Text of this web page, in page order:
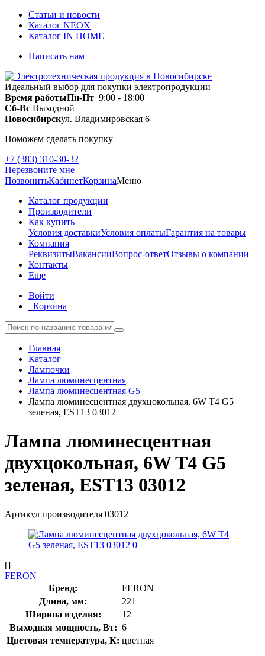
Статьи и новости
Каталог NEOX
Каталог IN HOME
Написать нам
Идеальный выбор для покупки электропродукции
Время работыПн-Пт 9:00 - 18:00
Сб-Вс Выходной
Новосибирскул. Владимировская 6
Поможем сделать покупку
+7 (383) 310-30-32
Перезвоните мне
ПозвонитьКабинетКорзинаМеню
Каталог продукции
Производители
Как купить
Условия доставкиУсловия оплатыГарантия на товары
Компания
РеквизитыВакансииВопрос-ответОтзывы о компании
Контакты
Еще
Войти
Корзина
Главная
Каталог
Лампочки
Лампа люминесцентная
Лампа люминесцентная G5
Лампа люминесцентная двухцокольная, 6W T4 G5
зеленая, EST13 03012
Лампа люминесцентная
двухцокольная, 6W T4 G5
зеленая, EST13 03012
Артикул производителя 03012
[]
FERON
Бренд:
FERON
Длина, мм:
221
Ширина изделия:
12
Выходная мощность, Вт: 6
Цветовая температура, К: цветная